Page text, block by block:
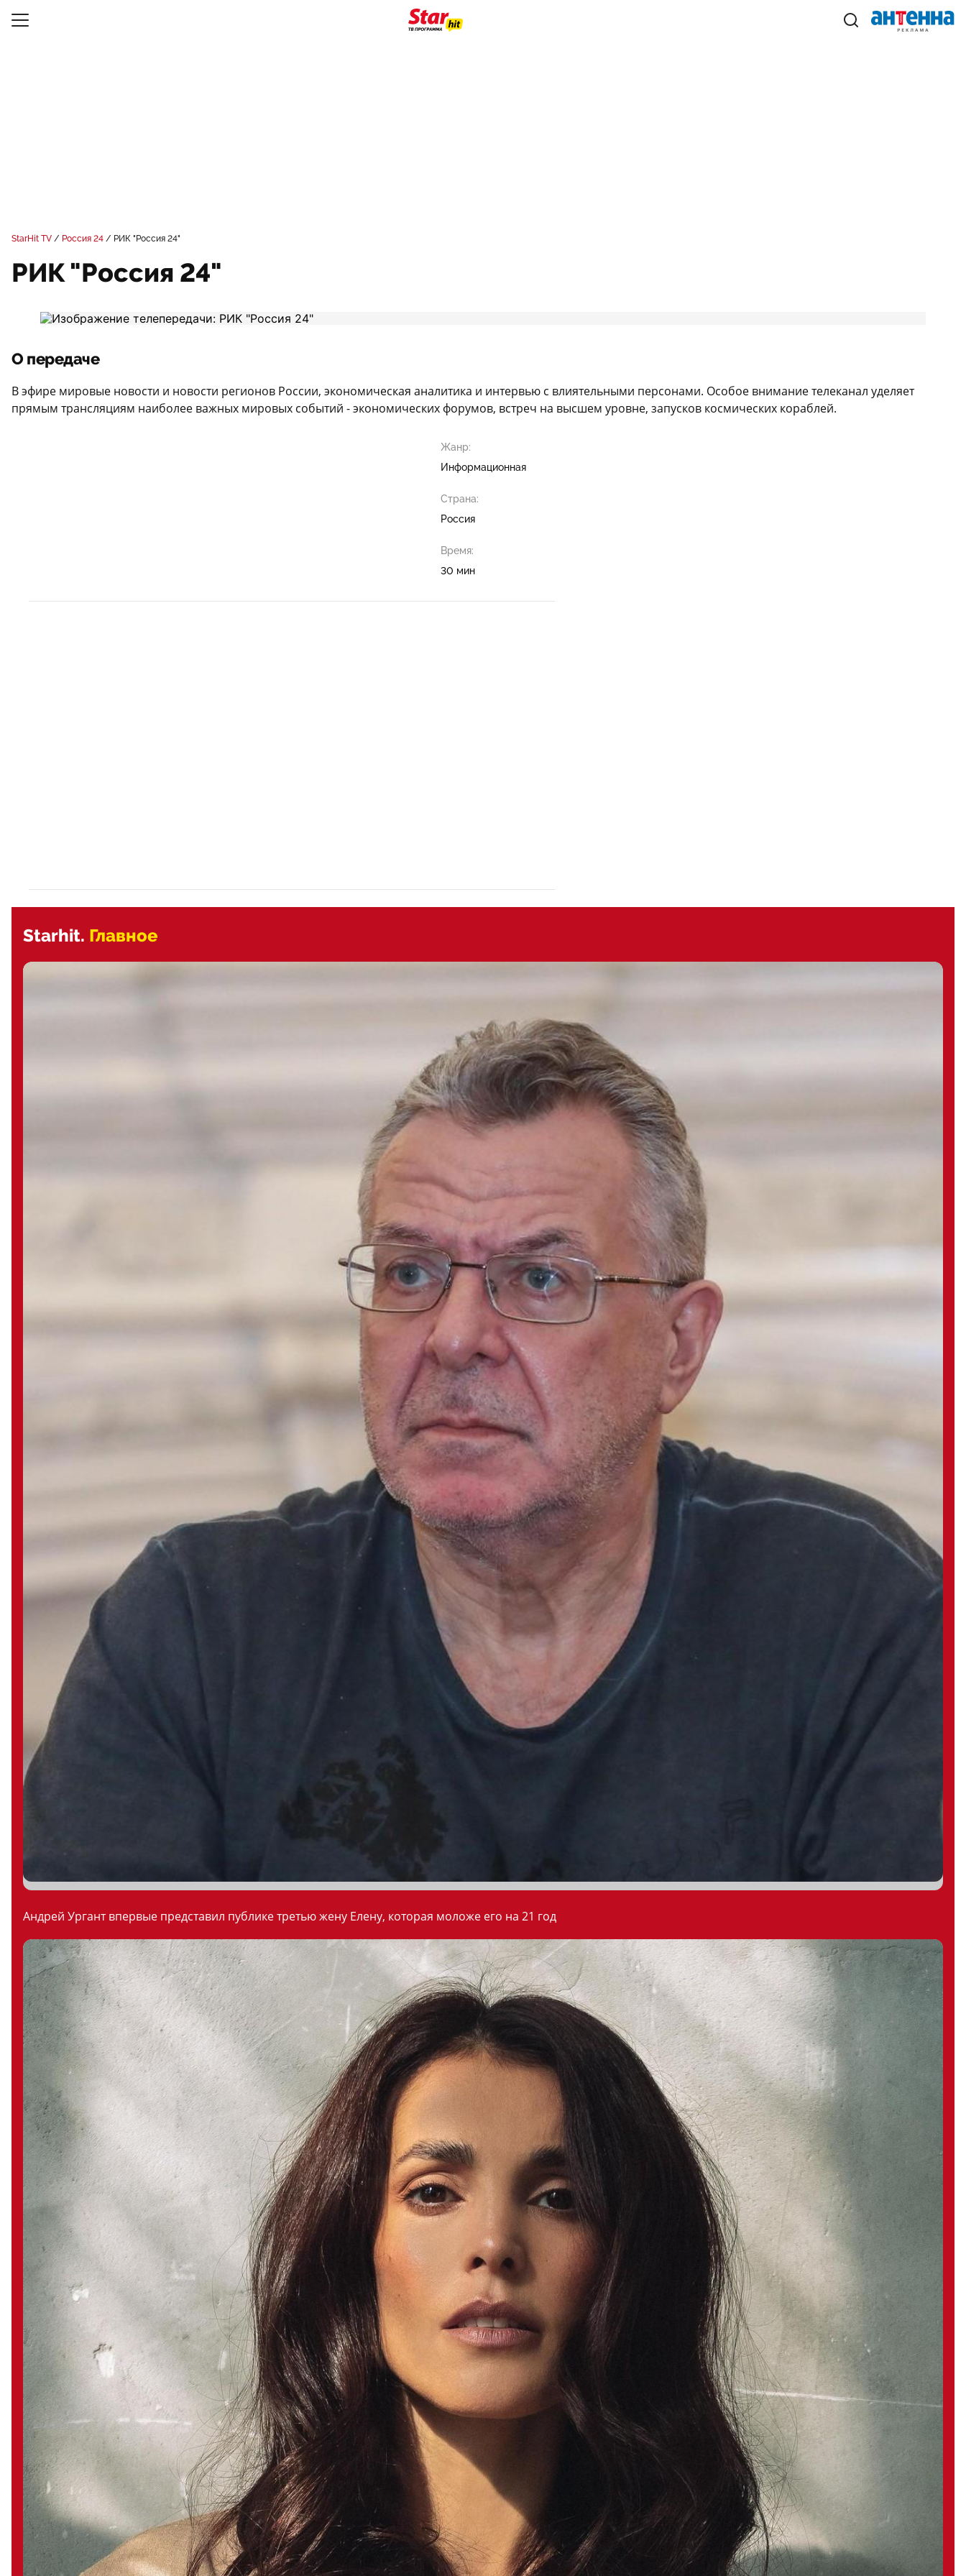
StarHit TV Россия 24 РИК "Россия 24"
РИК "Россия 24"
О передаче
В эфире мировые новости и новости регионов России, экономическая аналитика и интервью с влиятельными персонами. Особое внимание телеканал уделяет
прямым трансляциям наиболее важных мировых событий - экономических форумов, встреч на высшем уровне, запусков космических кораблей.
Жанр:
Информационная
Страна:
Россия
Время:
30 мин
Starhit. Главное
Андрей Ургант впервые представил публике третью жену Елену, которая моложе его на 21 год